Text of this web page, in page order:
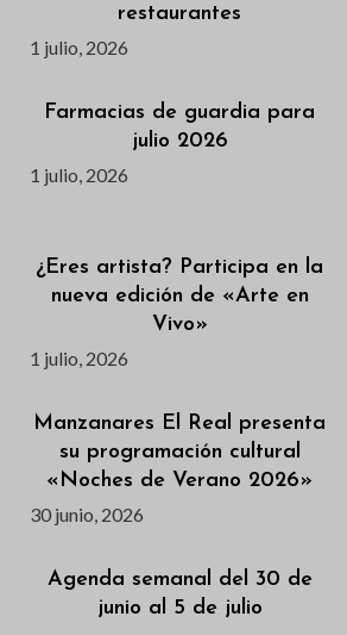
restaurantes
1 julio, 2026
Farmacias de guardia para
julio 2026
1 julio, 2026
¿Eres artista? Participa en la
nueva edición de «Arte en
Vivo»
1 julio, 2026
Manzanares El Real presenta
su programación cultural
«Noches de Verano 2026»
30 junio, 2026
Agenda semanal del 30 de
junio al 5 de julio